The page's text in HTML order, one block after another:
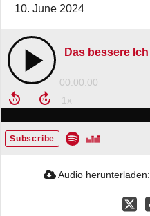
10. June 2024
00:00:00
Subscribe
Audio herunterladen: